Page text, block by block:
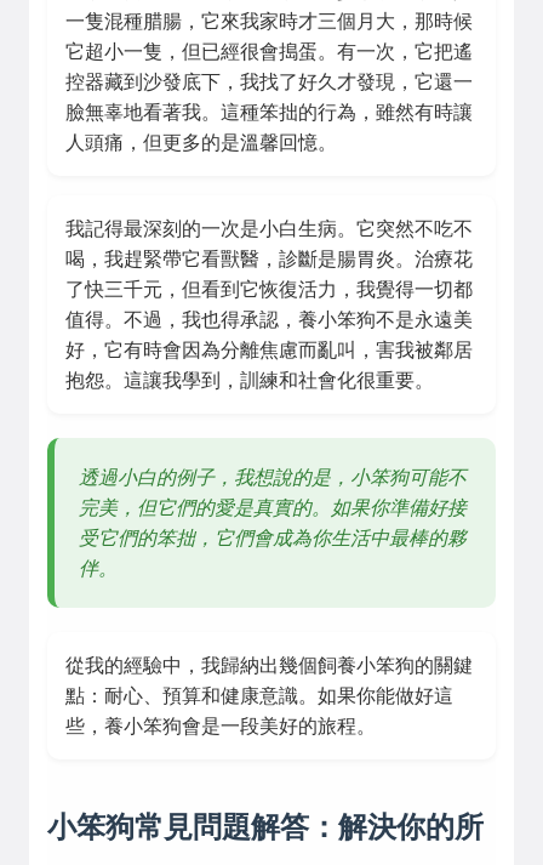
一隻混種腊腸，它來我家時才三個月大，那時候
它超小一隻，但已經很會搗蛋。有一次，它把遙
控器藏到沙發底下，我找了好久才發現，它還一
臉無辜地看著我。這種笨拙的行為，雖然有時讓
人頭痛，但更多的是溫馨回憶。
我記得最深刻的一次是小白生病。它突然不吃不
喝，我趕緊帶它看獸醫，診斷是腸胃炎。治療花
了快三千元，但看到它恢復活力，我覺得一切都
值得。不過，我也得承認，養小笨狗不是永遠美
好，它有時會因為分離焦慮而亂叫，害我被鄰居
抱怨。這讓我學到，訓練和社會化很重要。
透過小白的例子，我想說的是，小笨狗可能不
完美，但它們的愛是真實的。如果你準備好接
受它們的笨拙，它們會成為你生活中最棒的夥
伴。
從我的經驗中，我歸納出幾個飼養小笨狗的關鍵
點：耐心、預算和健康意識。如果你能做好這
些，養小笨狗會是一段美好的旅程。
小笨狗常見問題解答：解決你的所